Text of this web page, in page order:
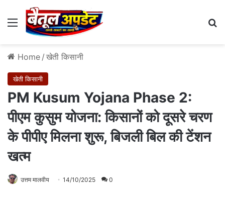
Menu
Home / खेती किसानी
खेती किसानी
PM Kusum Yojana Phase 2:
पीएम कुसुम योजना: किसानों को दूसरे चरण
के पीपीए मिलना शुरू, बिजली बिल की टेंशन
खत्म
उत्तम मालवीय 14/10/2025 0